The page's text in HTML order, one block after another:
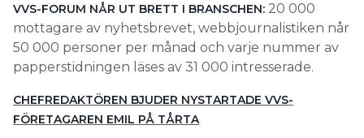
VVS-FORUM NÅR UT BRETT I BRANSCHEN: 20 000
mottagare av nyhetsbrevet, webbjournalistiken når
50 000 personer per månad och varje nummer av
papperstidningen läses av 31 000 intresserade.
CHEFREDAKTÖREN BJUDER NYSTARTADE VVS-
FÖRETAGAREN EMIL PÅ TÅRTA